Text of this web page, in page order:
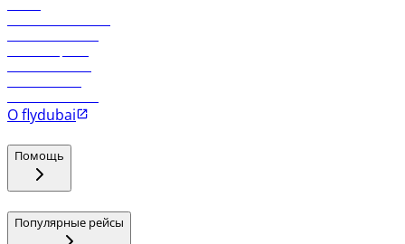
О flydubai
Помощь
Популярные рейсы